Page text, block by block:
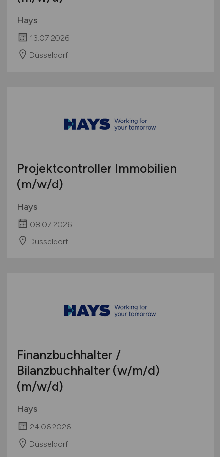
Hays
13.07.2026
Düsseldorf
Projektcontroller Immobilien
(m/w/d)
Hays
08.07.2026
Düsseldorf
Finanzbuchhalter /
Bilanzbuchhalter (w/m/d)
(m/w/d)
Hays
24.06.2026
Düsseldorf